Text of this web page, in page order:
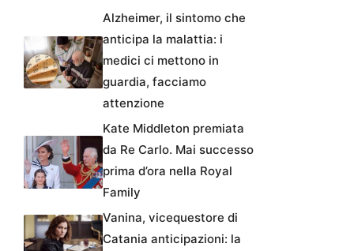
Alzheimer, il sintomo che
anticipa la malattia: i
medici ci mettono in
guardia, facciamo
attenzione
Kate Middleton premiata
da Re Carlo. Mai successo
prima d’ora nella Royal
Family
Vanina, vicequestore di
Catania anticipazioni: la